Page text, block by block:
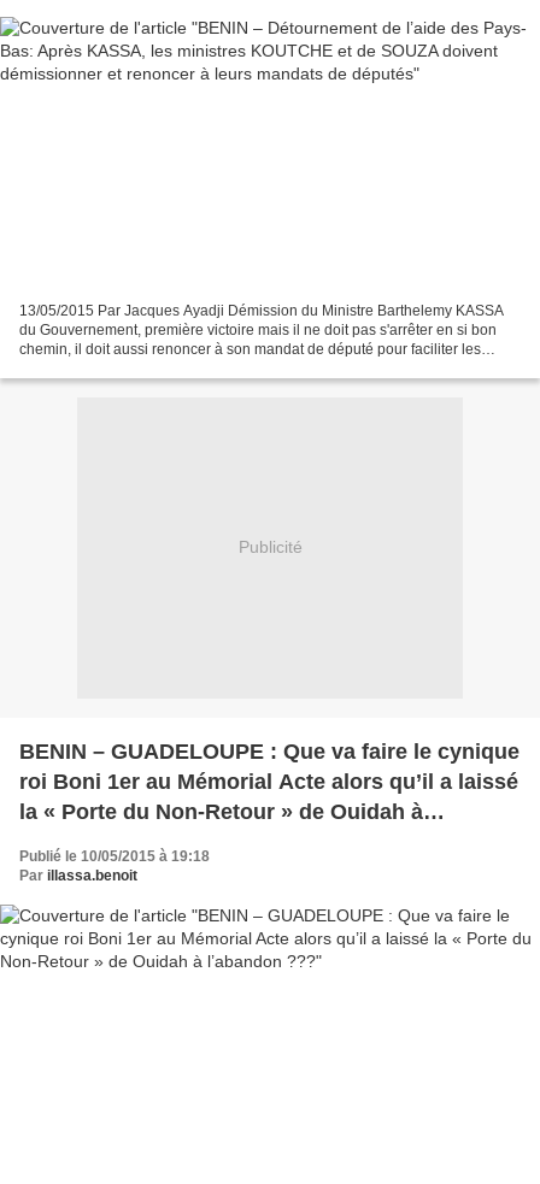
13/05/2015 Par Jacques Ayadji Démission du Ministre Barthelemy KASSA
du Gouvernement, première victoire mais il ne doit pas s'arrêter en si bon
chemin, il doit aussi renoncer à son mandat de député pour faciliter les
Publicité
BENIN – GUADELOUPE : Que va faire le cynique
roi Boni 1er au Mémorial Acte alors qu’il a laissé
la « Porte du Non-Retour » de Ouidah à
Publié le 10/05/2015 à 19:18
Par illassa.benoit